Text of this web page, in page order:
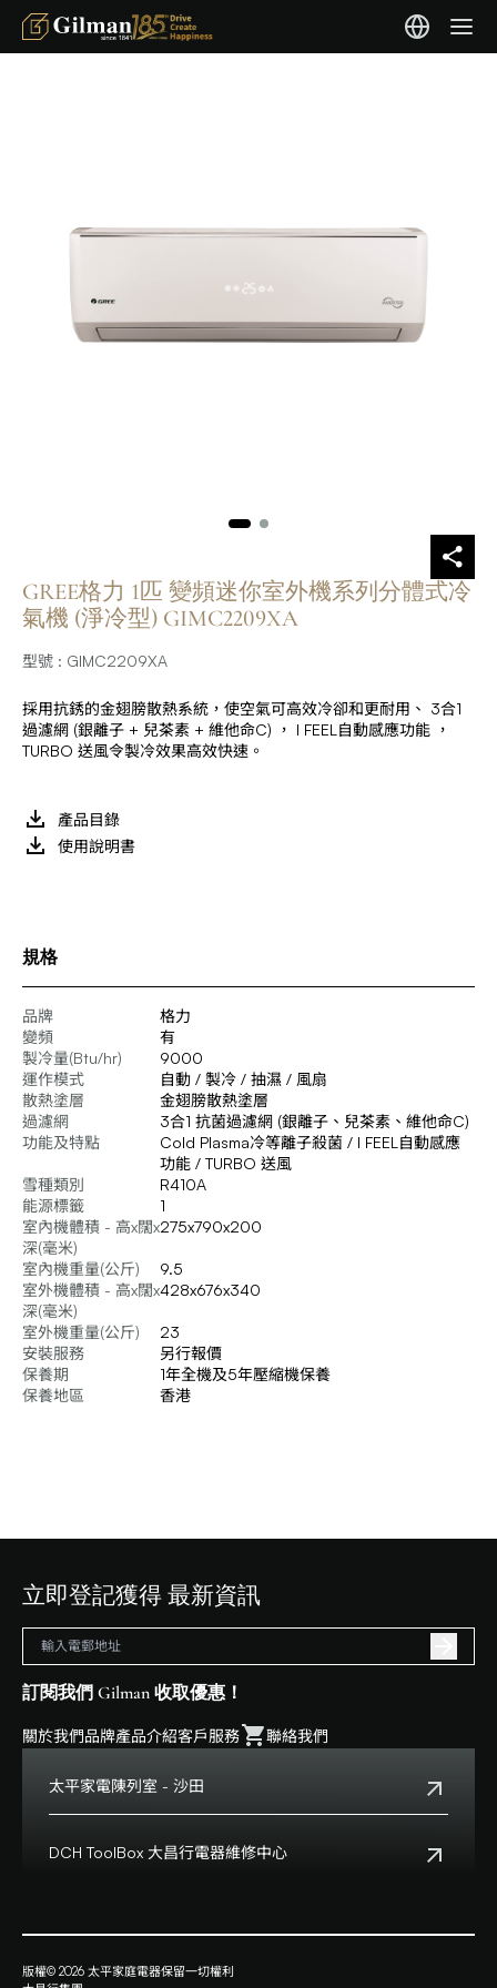
GREE格力 1匹 變頻迷你室外機系列分體式冷
氣機 (淨冷型) GIMC2209XA
型號 : GIMC2209XA
採用抗銹的金翅膀散熱系統，使空氣可高效冷卻和更耐用、 3合1
過濾網 (銀離子 + 兒茶素 + 維他命C) ， I FEEL自動感應功能 ，
TURBO 送風令製冷效果高效快速。
產品目錄
使用說明書
規格
品牌
格力
變頻
有
製冷量(Btu/hr)
9000
運作模式
自動 / 製冷 / 抽濕 / 風扇
散熱塗層
金翅膀散熱塗層
過濾網
3合1 抗菌過濾網 (銀離子、兒茶素、維他命C)
功能及特點
Cold Plasma冷等離子殺菌 / I FEEL自動感應
功能 / TURBO 送風
雪種類別
R410A
能源標籤
1
室內機體積 - 高x闊x
深(毫米)
275x790x200
室內機重量(公斤)
9.5
室外機體積 - 高x闊x
深(毫米)
428x676x340
室外機重量(公斤)
23
安裝服務
另行報價
保養期
1年全機及5年壓縮機保養
保養地區
香港
立即登記獲得 最新資訊
訂閱我們 Gilman 收取優惠！
關於我們品牌產品介紹客戶服務 聯絡我們
太平家電陳列室 - 沙田
地址:
沙田鄉事會路138號HomeSquare 357-358舖
DCH ToolBox 大昌行電器維修中心
查看地點
版權© 2026 太平家庭電器保留一切權利